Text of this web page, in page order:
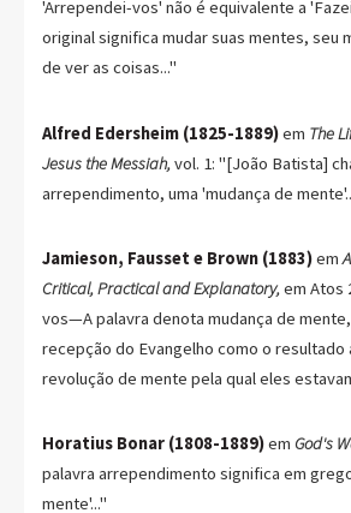
'Arrependei-vos' não é equivalente a
original significa mudar suas mentes, seu
de ver as coisas..."
Alfred Edersheim (1825-1889)em The
Jesus the Messiah, vol. 1: "[João Batista]
arrependimento, uma 'mudança de
Jamieson, Fausset e Brown (1883)em
Critical, Practical and Explanatory,em Atos
vos—A palavra denota mudança de mente,
recepção do Evangelho como o resultado
revolução de mente pela qual eles
Horatius Bonar (1808-1889)em God's
palavra arrependimento significa em
mente'..."